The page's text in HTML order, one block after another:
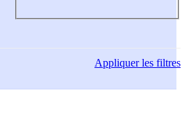
Appliquerles filtres